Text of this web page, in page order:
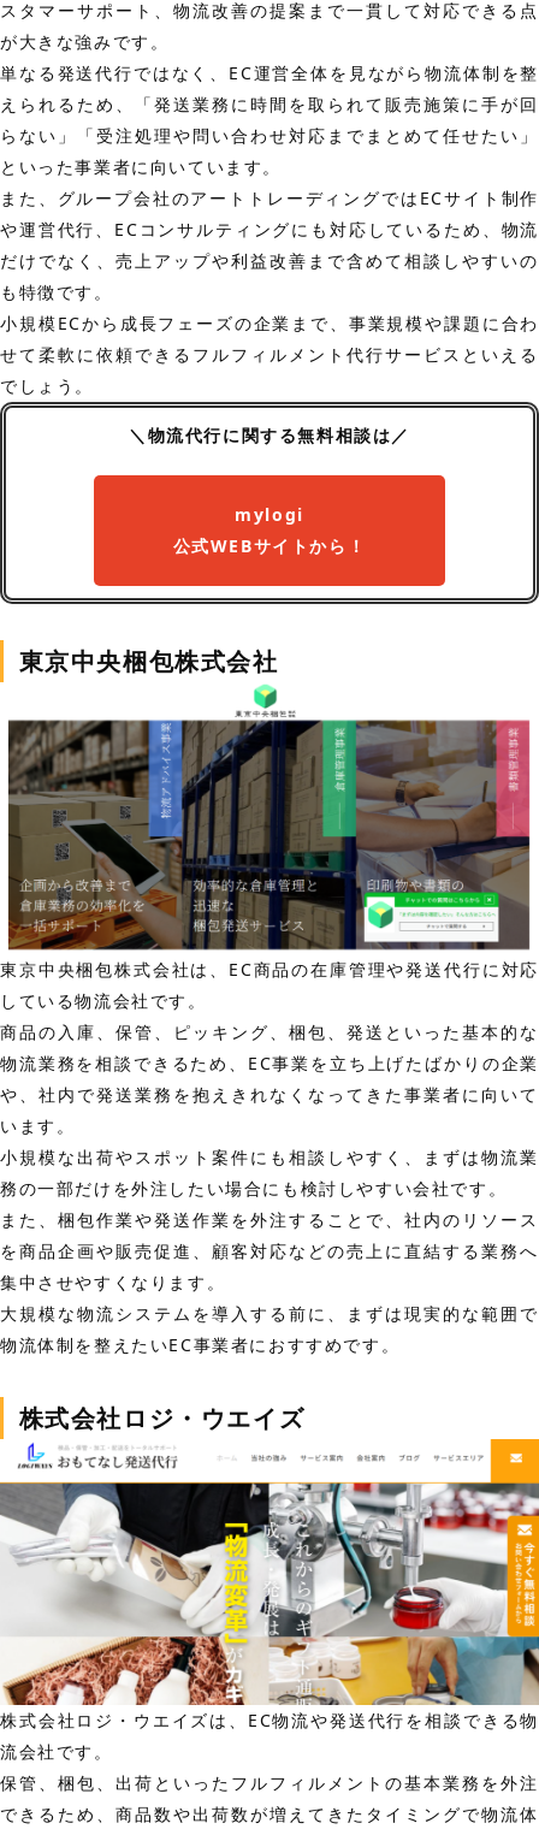
スタマーサポート、物流改善の提案まで一貫して対応できる点
が大きな強みです。
単なる発送代行ではなく、EC運営全体を見ながら物流体制を整
えられるため、「発送業務に時間を取られて販売施策に手が回
らない」「受注処理や問い合わせ対応までまとめて任せたい」
といった事業者に向いています。
また、グループ会社のアートトレーディングではECサイト制作
や運営代行、ECコンサルティングにも対応しているため、物流
だけでなく、売上アップや利益改善まで含めて相談しやすいの
も特徴です。
小規模ECから成長フェーズの企業まで、事業規模や課題に合わ
せて柔軟に依頼できるフルフィルメント代行サービスといえる
でしょう。
＼物流代行に関する無料相談は／
mylogi
公式WEBサイトから！
東京中央梱包株式会社
東京中央梱包株式会社は、EC商品の在庫管理や発送代行に対応
している物流会社です。
商品の入庫、保管、ピッキング、梱包、発送といった基本的な
物流業務を相談できるため、EC事業を立ち上げたばかりの企業
や、社内で発送業務を抱えきれなくなってきた事業者に向いて
います。
小規模な出荷やスポット案件にも相談しやすく、まずは物流業
務の一部だけを外注したい場合にも検討しやすい会社です。
また、梱包作業や発送作業を外注することで、社内のリソース
を商品企画や販売促進、顧客対応などの売上に直結する業務へ
集中させやすくなります。
大規模な物流システムを導入する前に、まずは現実的な範囲で
物流体制を整えたいEC事業者におすすめです。
株式会社ロジ・ウエイズ
株式会社ロジ・ウエイズは、EC物流や発送代行を相談できる物
流会社です。
保管、梱包、出荷といったフルフィルメントの基本業務を外注
できるため、商品数や出荷数が増えてきたタイミングで物流体